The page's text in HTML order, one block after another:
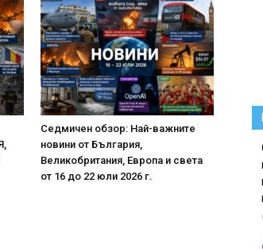
Седмичен обзор: Най-важните
новини от България,
Великобритания, Европа и света
от 16 до 22 юли 2026 г.